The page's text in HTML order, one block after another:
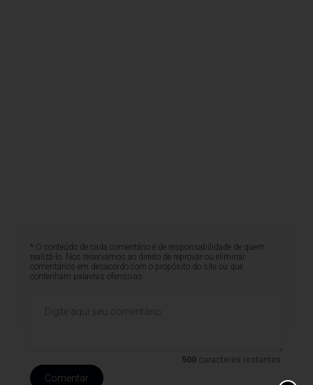
* O conteúdo de cada comentário é de responsabilidade de quem
realizá-lo. Nos reservamos ao direito de reprovar ou eliminar
comentários em desacordo com o propósito do site ou que
contenham palavras ofensivas.
500 caracteres restantes.
Comentar